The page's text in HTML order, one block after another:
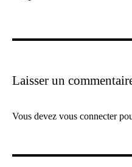
Laisser un
Vous devez vous connecter